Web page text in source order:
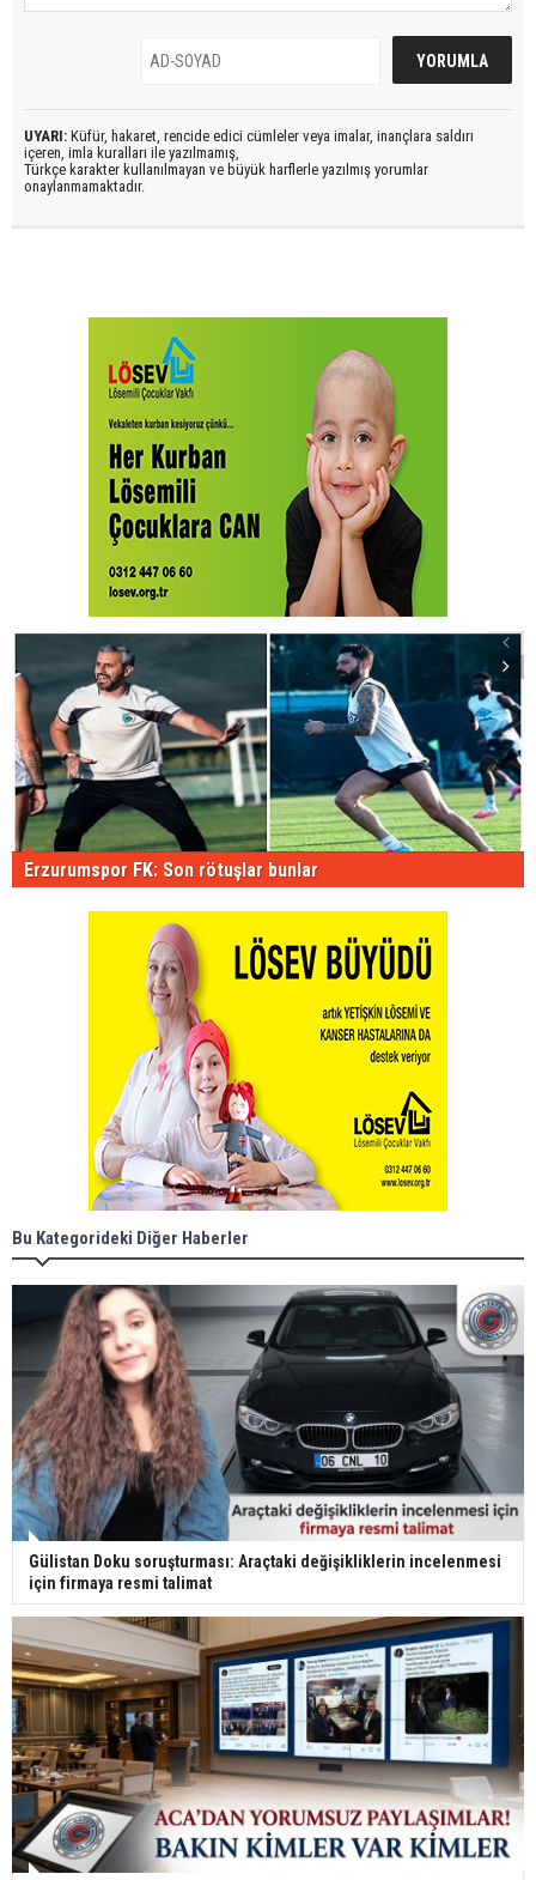
UYARI: Küfür, hakaret, rencide edici cümleler veya imalar, inançlara saldırı
içeren, imla kuralları ile yazılmamış,
Türkçe karakter kullanılmayan ve büyük harflerle yazılmış yorumlar
onaylanmamaktadır.
Erzurumspor FK: Son rötuşlar bunlar
Bu Kategorideki Diğer Haberler
Gülistan Doku soruşturması: Araçtaki değişikliklerin incelenmesi
için firmaya resmi talimat